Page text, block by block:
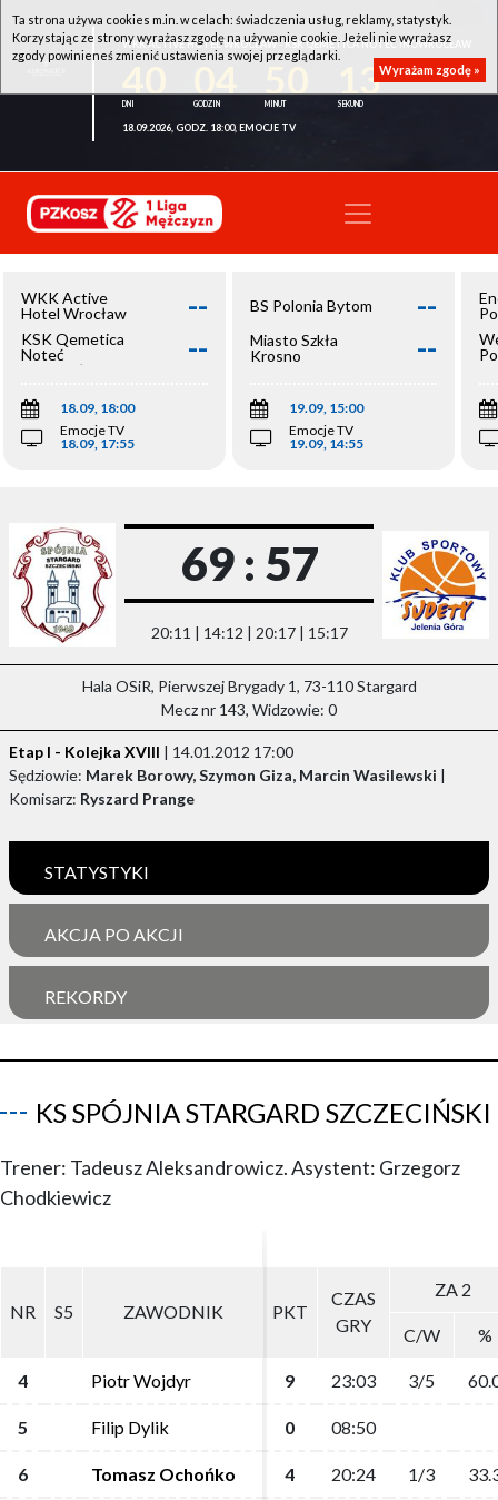
WKK ACTIVE HOTEL WROCŁAW - KSK QEMETICA NOTEĆ INOWROCŁAW
13
18.09.2026, GODZ. 18:00, EMOCJE TV
WKK Active
Hotel Wrocław
--
KSK Qemetica
Noteć
Inowrocław
--
18.09, 18:00
Emocje TV
18.09, 17:55
BS Polonia Bytom --
Miasto Szkła
Krosno
--
19.09, 15:00
Emocje TV
19.09, 14:55
69 : 57
20:11 | 14:12 | 20:17 | 15:17
Hala OSiR, Pierwszej Brygady 1, 73-110 Stargard
Mecz nr 143, Widzowie: 0
Etap I - Kolejka XVIII | 14.01.2012 17:00
Sędziowie: Marek Borowy, Szymon Giza, Marcin Wasilewski |
Komisarz: Ryszard Prange
STATYSTYKI
AKCJA PO AKCJI
REKORDY
KS SPÓJNIA STARGARD SZCZECIŃSKI
Trener: Tadeusz Aleksandrowicz. Asystent: Grzegorz
Chodkiewicz
NR S5 ZAWODNIK PKT
CZAS
GRY
ZA 2
C/W %
4 Piotr Wojdyr 9 23:03 3/5
5 Filip Dylik 0 08:50
6 Tomasz Ochońko 4 20:24 1/3
NR S5 ZAWODNIK PKT
CZAS
GRY
ZA 2
C/W %
4 Piotr Wojdyr 9 23:03 3/5
5 Filip Dylik 0 08:50
6 Tomasz Ochońko 4 20:24 1/3
Ta strona używa cookies m.in. w celach: świadczenia usług, reklamy, statystyk.
Korzystając ze strony wyrażasz zgodę na używanie cookie. Jeżeli nie wyrażasz
zgody powinieneś zmienić ustawienia swojej przeglądarki.
Wyrażam zgodę »